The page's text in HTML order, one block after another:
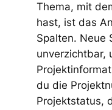
Thema, mit
hast, ist das
Spalten. Neue
unverzichtbar,
du die
Projektstatus,